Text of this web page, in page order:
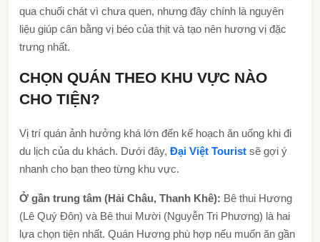
qua chuối chát vì chưa quen, nhưng đây chính là nguyên
liệu giúp cân bằng vị béo của thịt và tạo nên hương vị đặc
trưng nhất.
CHỌN QUÁN THEO KHU VỰC NÀO
CHO TIỆN?
Vị trí quán ảnh hưởng khá lớn đến kế hoạch ăn uống khi đi
du lịch của du khách. Dưới đây, Đại Việt Tourist sẽ gợi ý
nhanh cho bạn theo từng khu vực.
Ở gần trung tâm (Hải Châu, Thanh Khê): Bê thui Hương
(Lê Quý Đôn) và Bê thui Mười (Nguyễn Tri Phương) là hai
lựa chọn tiện nhất. Quán Hương phù hợp nếu muốn ăn gần